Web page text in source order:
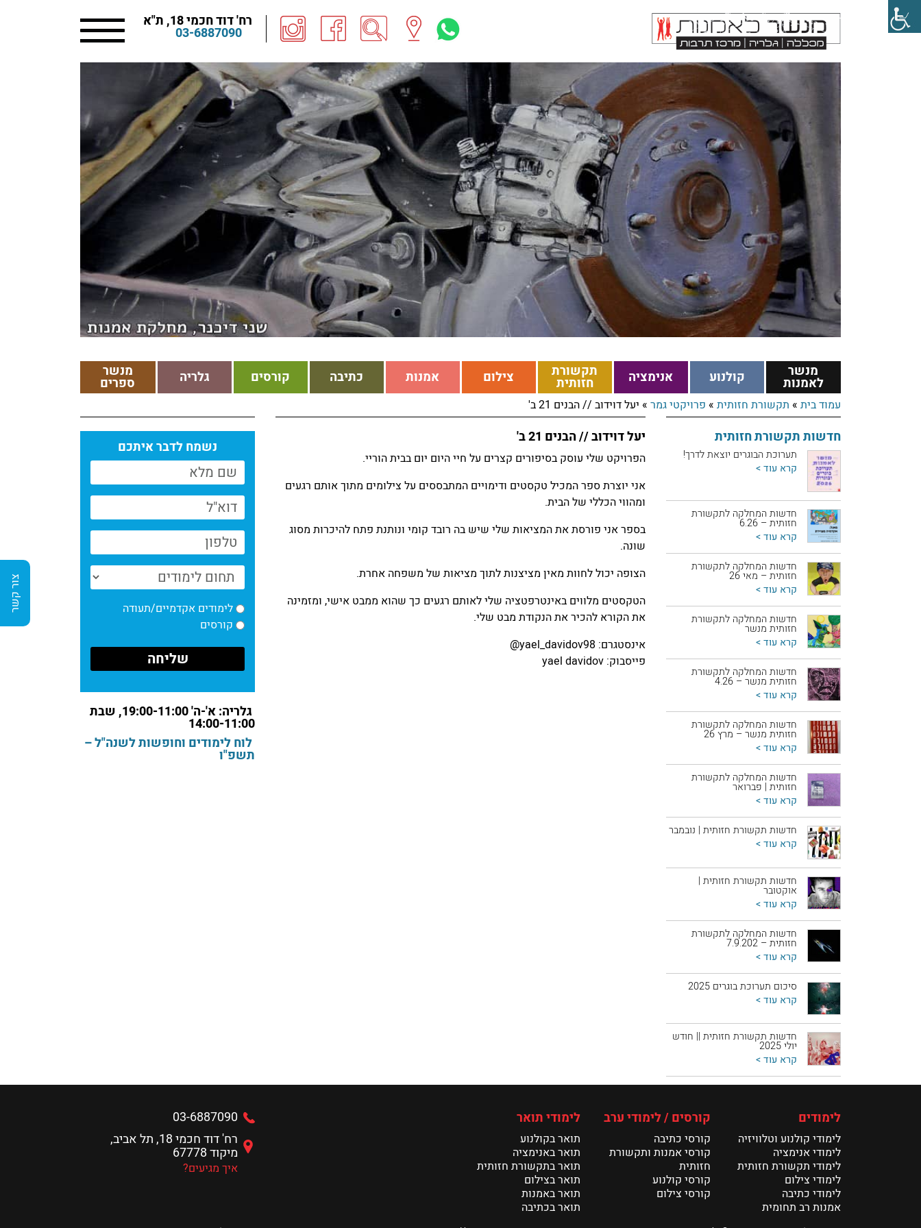
רח' דוד חכמי 18, ת"א
03-6887090
מנשר
לאמנות קולנוע אנימציה תקשורת
חזותית צילום אמנות כתיבה קורסים גלריה מנשר
ספרים
עמוד בית » תקשורת חזותית » פרויקטי גמר » יעל דוידוב // הבנים 21 ב'
צור קשר
יעל דוידוב // הבנים 21 ב'
הפרויקט שלי עוסק בסיפורים קצרים על חיי היום יום בבית הוריי.
אני יוצרת ספר המכיל טקסטים ודימויים המתבססים על צילומים מתוך אותם רגעים
ומהווי הכללי של הבית.
בספר אני פורסת את המציאות שלי שיש בה רובד קומי ונותנת פתח להיכרות מסוג
שונה.
הצופה יכול לחוות מאין מציצנות לתוך מציאות של משפחה אחרת.
הטקסטים מלווים באינטרפטציה שלי לאותם רגעים כך שהוא ממבט אישי, ומזמינה
את הקורא להכיר את הנקודת מבט שלי.
אינסטגרם: yael_davidov98@
פייסבוק: yael davidov
חדשות תקשורת חזותית
תערוכת הבוגרים יוצאת לדרך!
קרא עוד >
חדשות המחלקה לתקשורת
חזותית – 6.26
קרא עוד >
חדשות המחלקה לתקשורת
חזותית – מאי 26
קרא עוד >
חדשות המחלקה לתקשורת
חזותית מנשר
קרא עוד >
חדשות המחלקה לתקשורת
חזותית מנשר – 4.26
קרא עוד >
חדשות המחלקה לתקשורת
חזותית מנשר – מרץ 26
קרא עוד >
חדשות המחלקה לתקשורת
חזותית | פברואר
קרא עוד >
חדשות תקשורת חזותית | נובמבר
קרא עוד >
חדשות תקשורת חזותית |
אוקטובר
קרא עוד >
חדשות המחלקה לתקשורת
חזותית – 7.9.202
קרא עוד >
סיכום תערוכת בוגרים 2025
קרא עוד >
חדשות תקשורת חזותית || חודש
יולי 2025
קרא עוד >
נשמח לדבר איתכם
לימודים אקדמיים/תעודה
קורסים
גלריה: א'-ה' 19:00-11:00, שבת
14:00-11:00
לוח לימודים וחופשות לשנה"ל –
תשפ"ו
לימודים
לימודי קולנוע וטלוויזיה
לימודי אנימציה
לימודי תקשורת חזותית
לימודי צילום
לימודי כתיבה
אמנות רב תחומית
קורסים / לימודי ערב
קורסי כתיבה
קורסי אמנות ותקשורת
חזותית
קורסי קולנוע
קורסי צילום
לימודי תואר
תואר בקולנוע
תואר באנימציה
תואר בתקשורת חזותית
תואר בצילום
תואר באמנות
תואר בכתיבה
03-6887090
רח' דוד חכמי 18, תל אביב,
מיקוד 67778
איך מגיעים?